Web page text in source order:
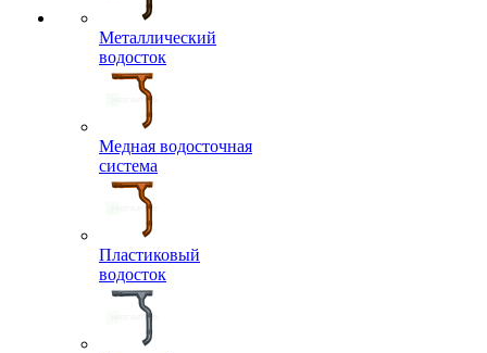
Металлический
водосток
Медная водосточная
система
Пластиковый
водосток